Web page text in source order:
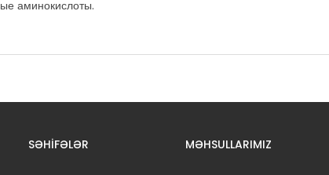
аминокислоты.
SƏHIFƏLƏR MƏHSULLARIMIZ